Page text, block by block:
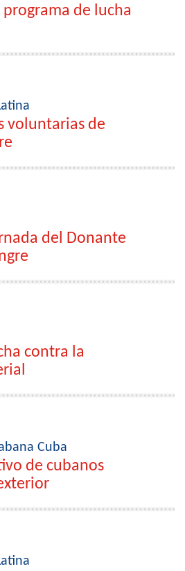
de lucha
voluntarias de
del Donante
contra la
Cuba
de cubanos